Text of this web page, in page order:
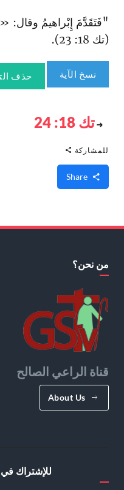
"فَتَقَدَّمَ إِبْراهيمُ وقال:
(تك 18: 23).
نسخ الآية حذف
تك 18: 24
للمشاركة
من نحن؟
قناة الراعي الصالح
About Us
للإشتراك في